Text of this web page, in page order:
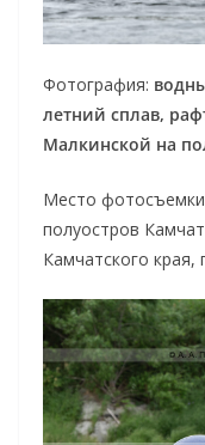
Фотография:
летний сплав,
Малкинской на
Место
полуостров
Камчатского края,